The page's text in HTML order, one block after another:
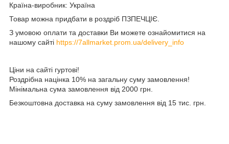
Країна-виробник: Україна
Товар можна придбати в роздріб ПЗПЕЧЦІЄ.
З умовою оплати та доставки Ви можете ознайомитися на
нашому сайті https://7allmarket.prom.ua/delivery_info
Ціни на сайті гуртові!
Роздрібна націнка 10% на загальну суму замовлення!
Мінімальна сума замовлення від 2000 грн.
Безкоштовна доставка на суму замовлення від 15 тис. грн.